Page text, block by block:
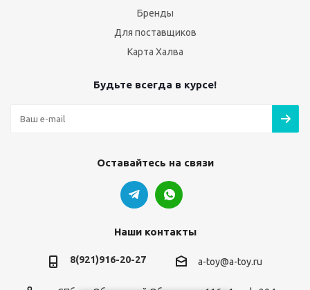
Бренды
Для поставщиков
Карта Халва
Будьте всегда в курсе!
Оставайтесь на связи
Наши контакты
8(921)916-20-27 a-toy@a-toy.ru